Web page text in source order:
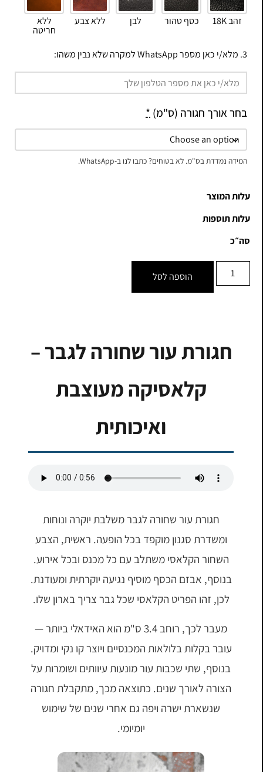
זהב 18K כסף טהור לבן ללא צבע ללא
חריטה
3. מלא/י כאן מספר WhatsApp למקרה שלא נבין משהו:
בחר אורך חגורה (ס"מ) *
המידה נמדדת בס"מ. לא בטוחים? כתבו לנו ב-WhatsApp.
עלות המוצר
עלות תוספות
סה״כ
הוספה לסל
חגורת עור שחורה לגבר –
קלאסיקה מעוצבת
ואיכותית
חגורת עור שחורה לגבר משלבת יוקרה ונוחות
ומשדרת סגנון מוקפד בכל הופעה. ראשית, הצבע
השחור הקלאסי משתלב עם כל מכנס ובכל אירוע.
בנוסף, אבזם הכסף מוסיף נגיעה יוקרתית ומעודנת.
לכן, זהו הפריט הקלאסי שכל גבר צריך בארון שלו.
מעבר לכך, רוחב 3.4 ס"מ הוא האידאלי ביותר —
עובר בקלות בלולאות המכנסיים ויוצר קו נקי ומדויק.
בנוסף, שתי שכבות עור מונעות עיוותים ושומרות על
הצורה לאורך שנים. כתוצאה מכך, מתקבלת חגורה
שנשארת ישרה ויפה גם אחרי שנים של שימוש
יומיומי.